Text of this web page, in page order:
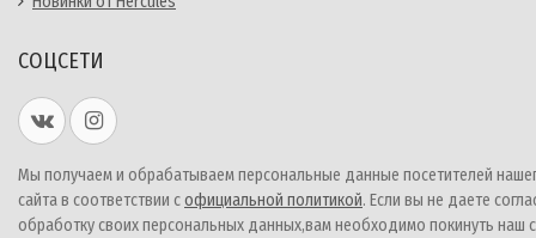
СОЦСЕТИ
Мы получаем и обрабатываем персональные данные посетителей
сайта в соответствии софициальной политикой. Если вы не даете
обработку своих персональных данных,вам необходимо покинуть наш